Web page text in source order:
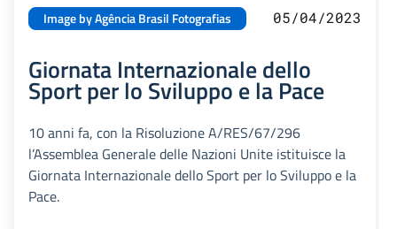
Image by Agência Brasil Fotografias 05/04/2023
Giornata Internazionale dello
Sport per lo Sviluppo e la Pace
10 anni fa, con la Risoluzione A/RES/67/296
l’Assemblea Generale delle Nazioni Unite istituisce la
Giornata Internazionale dello Sport per lo Sviluppo e la
Pace.